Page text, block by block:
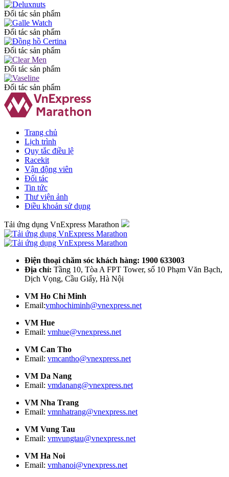
Đối tác sản phẩm
Đối tác sản phẩm
Đối tác sản phẩm
Đối tác sản phẩm
Đối tác sản phẩm
Trang chủ
Lịch trình
Quy tắc điều lệ
Racekit
Vận động viên
Đối tác
Tin tức
Thư viện ảnh
Điều khoản sử dụng
Tải ứng dụng VnExpress Marathon
Điện thoại chăm sóc khách hàng: 1900 633003
Địa chỉ: Tầng 10, Tòa A FPT Tower, số 10 Phạm Văn Bạch,
Dịch Vọng, Cầu Giấy, Hà Nội
VM Ho Chi Minh
Email:vmhochiminh@vnexpress.net
VM Hue
Email: vmhue@vnexpress.net
VM Can Tho
Email: vmcantho@vnexpress.net
VM Da Nang
Email: vmdanang@vnexpress.net
VM Nha Trang
Email: vmnhatrang@vnexpress.net
VM Vung Tau
Email: vmvungtau@vnexpress.net
VM Ha Noi
Email: vmhanoi@vnexpress.net